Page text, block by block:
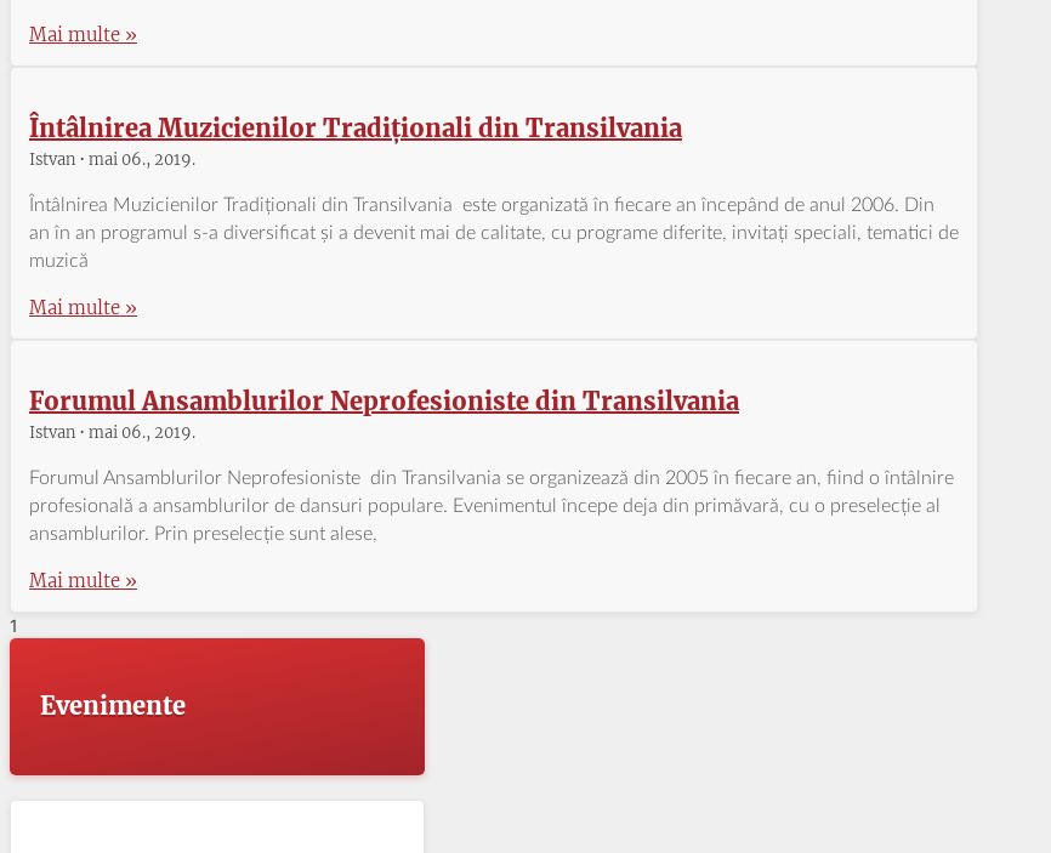
Mai multe »
Întâlnirea Muzicienilor Tradiționali din Transilvania
Istvan mai 06., 2019.
Întâlnirea Muzicienilor Tradiționali din Transilvania este organizată în fiecare an începând de anul 2006. Din
an în an programul s-a diversificat și a devenit mai de calitate, cu programe diferite, invitați speciali, tematici de
muzică
Mai multe »
Forumul Ansamblurilor Neprofesioniste din Transilvania
Istvan mai 06., 2019.
Forumul Ansamblurilor Neprofesioniste din Transilvania se organizează din 2005 în fiecare an, fiind o întâlnire
profesională a ansamblurilor de dansuri populare. Evenimentul începe deja din primăvară, cu o preselecție al
ansamblurilor. Prin preselecție sunt alese,
Mai multe »
Evenimente